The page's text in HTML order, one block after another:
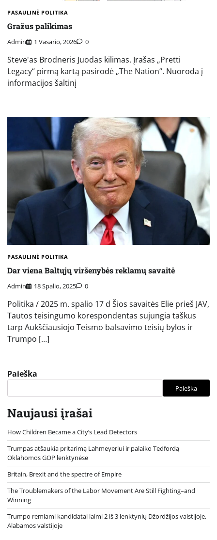
PASAULINĖ POLITIKA
Gražus palikimas
Admin 1 Vasario, 2026 0
Steve'as Brodneris Juodas kilimas. Įrašas „Pretti
Legacy“ pirmą kartą pasirodė „The Nation“. Nuoroda į
informacijos šaltinį
PASAULINĖ POLITIKA
Dar viena Baltųjų viršenybės reklamų savaitė
Admin 18 Spalio, 2025 0
Politika / 2025 m. spalio 17 d Šios savaitės Elie prieš JAV,
Tautos teisingumo korespondentas sujungia taškus
tarp Aukščiausiojo Teismo balsavimo teisių bylos ir
Trumpo […]
Paieška
Paieška
Naujausi įrašai
How Children Became a City’s Lead Detectors
Trumpas atšaukia pritarimą Lahmeyeriui ir palaiko Tedfordą
Oklahomos GOP lenktynėse
Britain, Brexit and the spectre of Empire
The Troublemakers of the Labor Movement Are Still Fighting–and
Winning
Trumpo remiami kandidatai laimi 2 iš 3 lenktynių Džordžijos valstijoje,
Alabamos valstijoje